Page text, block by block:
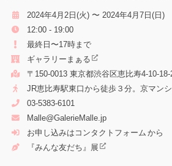
2024年4月2日(火) 〜 2024年4月7日(日)
12:00 - 19:00
最終日〜17時まで
ギャラリーまぁる
〒150-0013 東京都渋谷区恵比寿4-10-18-
JR恵比寿駅東口から徒歩３分。京マン
03-5383-6101
Malle@GalerieMalle.jp
お申し込みは コンタクトフォーム から
『みんな友だち』展